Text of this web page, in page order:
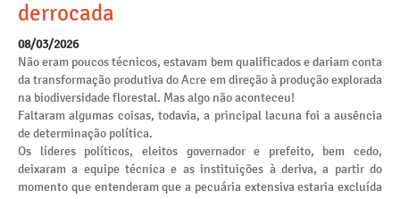
derrocada
08/03/2026
Não eram poucos técnicos, estavam bem qualificados e dariam conta
da transformação produtiva do Acre em direção à produção explorada
na biodiversidade florestal. Mas algo não aconteceu!
Faltaram algumas coisas, todavia, a principal lacuna foi a ausência
de determinação política.
Os líderes políticos, eleitos governador e prefeito, bem cedo,
deixaram a equipe técnica e as instituições à deriva, a partir do
momento que entenderam que a pecuária extensiva estaria excluída